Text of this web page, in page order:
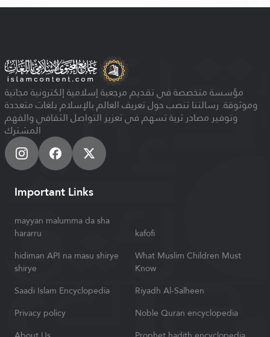
مؤسسة متخصصة في تقديم مرجعية إسلامية إلكترونية مجانية
وموثوقة. رسالتنا تنصب حول تعريف العالم بالإسلام بلغات متعددة
وتوفير مصادر ثرية تسهم في تعزيز التواصل الثقافي والفهم
المشترك
Important Links
mayyan malumma da sha
hararru
kafofi
hidiman API na masu shirye
shirye
What Muslim Children Must
Know
Saadi Islam Encyclopedia
Riyadh Al-Salheen
Privacy policy
Noble Quran encyclopedia